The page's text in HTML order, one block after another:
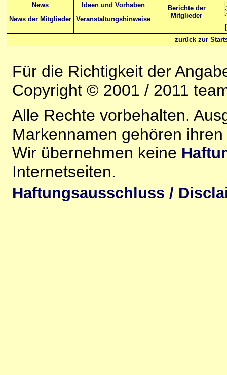
News
News der Mitglieder
Ideen und Vorhaben
Veranstaltungshinweise
Berichte der
Mitglieder
[
[
[
zurück zur
Für die Richtigkeit der
Copyright © 2001 / 2011
Alle Rechte vorbehalten.
Markennamen gehören
Wir übernehmen keine
Internetseiten.
Haftungsausschluss /